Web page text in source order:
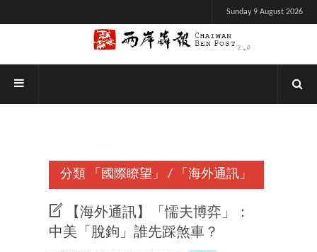
Sunday 9 August 2026
分類 「國際瞭望」 / 「海外通訊」
【海外通訊】「懦夫博弈」：
中美「脫鉤」誰先踩煞車？